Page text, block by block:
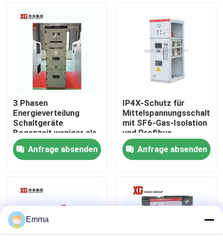
Über uns
Fabrik-Ausflug
Qualitätskontrolle
Treten Sie mit uns in Verbindung
Fordern Sie ein Zitat
Lasttrennschalter SF6
Netzverteilungs-Schaltanlage
3 Phasen
Energieverteilung
Schaltgeräte
Bogenzeit weniger als
3 ms für eine
reibungslose
Stromverteilung
Anfrage absenden
IP4X-Schutz für
mit SF6-Gas-Isolation
und Profibus-
Kommunikation
Anfrage absenden
Emma